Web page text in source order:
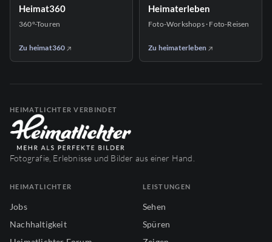
Heimat360
360°-Touren
Zu heimat360
Heimaterleben
Foto-Workshops · Foto-Reisen
Zu heimaterleben
HEIMATLICHTER VERBINDET
Fotografie, Erlebnisse und Bilder aus einer Hand.
HEIMATLICHTER
Jobs
Nachhaltigkeit
LEISTUNGEN
Sehen
Spüren